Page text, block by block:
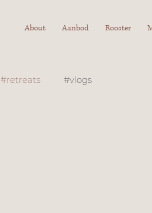
About Aanbod Rooster
#retreats #vlogs